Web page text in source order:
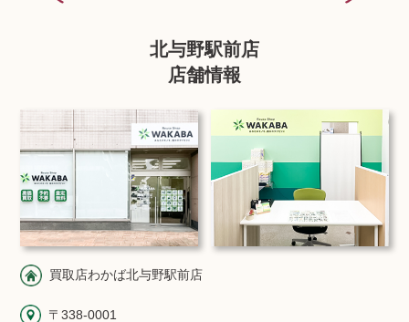
北与野駅前店
店舗情報
買取店わかば北与野駅前店
〒338-0001